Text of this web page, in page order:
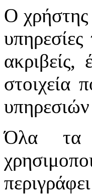
Ο χρήστης
ακριβείς,
στοιχεία
Όλα τα